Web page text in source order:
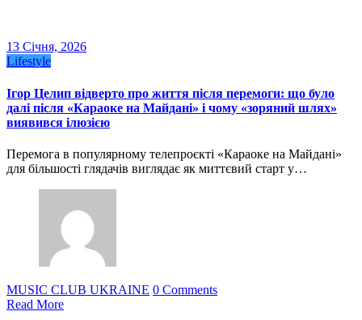
13 Січня, 2026
Lifestyle
Ігор Целип відверто про життя після перемоги: що було
далі після «Караоке на Майдані» і чому «зоряний шлях»
виявився ілюзією
Перемога в популярному телепроєкті «Караоке на Майдані»
для більшості глядачів виглядає як миттєвий старт у…
MUSIC CLUB UKRAINE 0 Comments
Read More